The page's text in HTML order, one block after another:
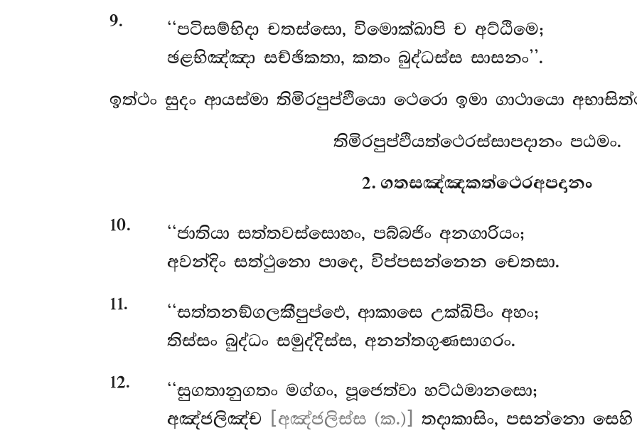
9.
‘‘පටිසම්භිදා චතස්සො, විමොක්ඛාපි ච අට්ඨිමෙ;
ඡළභිඤ්ඤා සච්ඡිකතා, කතං බුද්ධස්ස සාසනං’’.
ඉත්ථං සුදං ආයස්මා තිමිරපුප්ඵියො ථෙරො ඉමා ගාථායො
තිමිරපුප්ඵියත්ථෙරස්සාපදානං පඨමං.
2. ගතසඤ්ඤකත්ථෙරඅපදානං
10. ‘‘ජාතියා සත්තවස්සොහං, පබ්බජිං අනගාරියං;
අවන්දිං සත්ථුනො පාදෙ, විප්පසන්නෙන චෙතසා.
11.
‘‘සත්තනඞ්ගලකීපුප්ඵෙ, ආකාසෙ උක්ඛිපිං අහං;
තිස්සං බුද්ධං සමුද්දිස්ස, අනන්තගුණසාගරං.
12.
‘‘සුගතානුගතං මග්ගං, පූජෙත්වා හට්ඨමානසො;
අඤ්ජලිඤ්ච
[අඤ්ජලිස්ස (ක.)] තදාකාසිං, පසන්නො